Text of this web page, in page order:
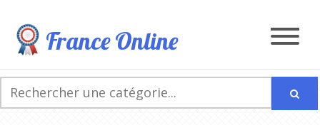
France Online